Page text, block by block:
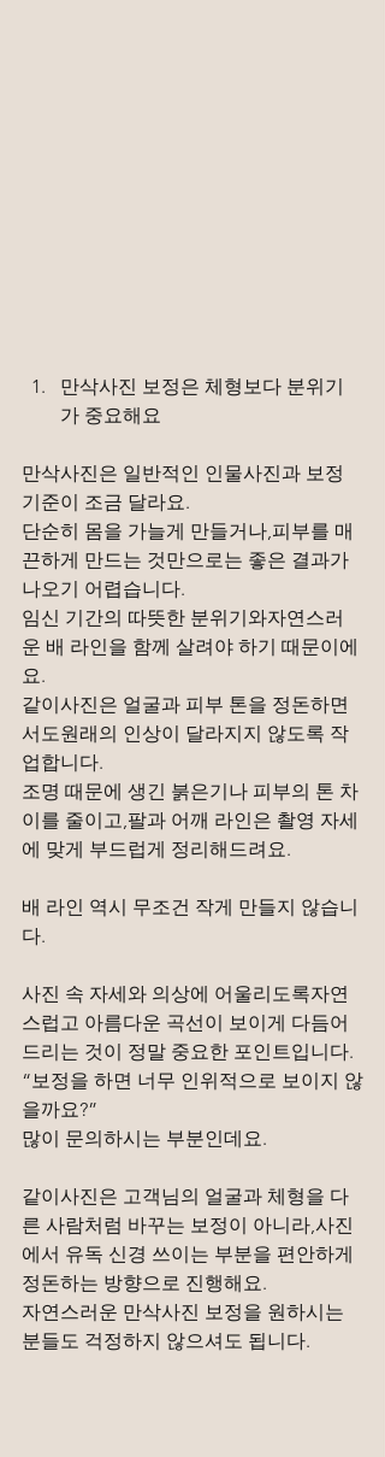
만삭사진 보정은 체형보다 분위기
가 중요해요
만삭사진은 일반적인 인물사진과 보정
기준이 조금 달라요.
단순히 몸을 가늘게 만들거나,피부를 매
끈하게 만드는 것만으로는 좋은 결과가
나오기 어렵습니다.
임신 기간의 따뜻한 분위기와자연스러
운 배 라인을 함께 살려야 하기 때문이에
요.
같이사진은 얼굴과 피부 톤을 정돈하면
서도원래의 인상이 달라지지 않도록 작
업합니다.
조명 때문에 생긴 붉은기나 피부의 톤 차
이를 줄이고,팔과 어깨 라인은 촬영 자세
에 맞게 부드럽게 정리해드려요.
배 라인 역시 무조건 작게 만들지 않습니
다.
사진 속 자세와 의상에 어울리도록자연
스럽고 아름다운 곡선이 보이게 다듬어
드리는 것이 정말 중요한 포인트입니다.
“보정을 하면 너무 인위적으로 보이지 않
을까요?”
많이 문의하시는 부분인데요.
같이사진은 고객님의 얼굴과 체형을 다
른 사람처럼 바꾸는 보정이 아니라,사진
에서 유독 신경 쓰이는 부분을 편안하게
정돈하는 방향으로 진행해요.
자연스러운 만삭사진 보정을 원하시는
분들도 걱정하지 않으셔도 됩니다.